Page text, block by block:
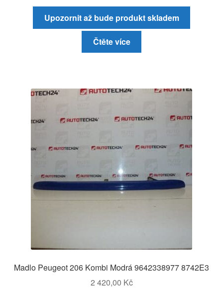
Upozornit až bude produkt skladem
Čtěte více
Madlo Peugeot 206 Kombi Modrá 9642338977 8742E3
2 420,00 Kč